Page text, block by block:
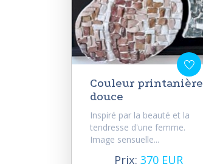
Couleur printanière
douce
Inspiré par la beauté et la
tendresse d'une femme.
Image sensuelle...
Prix: 370 EUR